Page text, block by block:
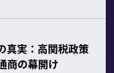
真実：高関税政策
商の幕開け